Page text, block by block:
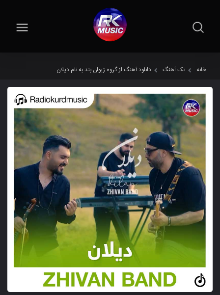
خانه تک آهنگ دانلود آهنگ از گروه ژیوان بند به نام دیلان